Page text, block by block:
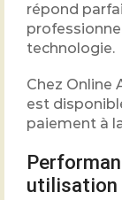
répond
technologie.
Chez Online
est
paiement à
utilisation